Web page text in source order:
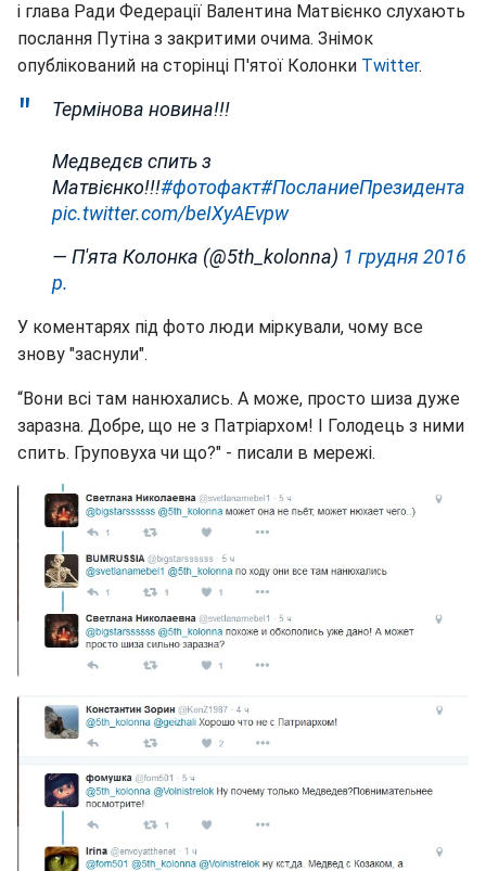
і глава Ради Федерації Валентина Матвієнко слухають
послання Путіна з закритими очима. Знімок
опублікований на сторінці П'ятої Колонки Twitter.
Термінова новина!!!
Медведєв спить з
Матвієнко!!!#фотофакт#ПосланиеПрезидента
pic.twitter.com/beIXyAEvpw
— П'ята Колонка (@5th_kolonna) 1 грудня 2016
р.
У коментарях під фото люди міркували, чому все
знову "заснули".
“Вони всі там нанюхались. А може, просто шиза дуже
заразна. Добре, що не з Патріархом! І Голодець з ними
спить. Груповуха чи що?" - писали в мережі.